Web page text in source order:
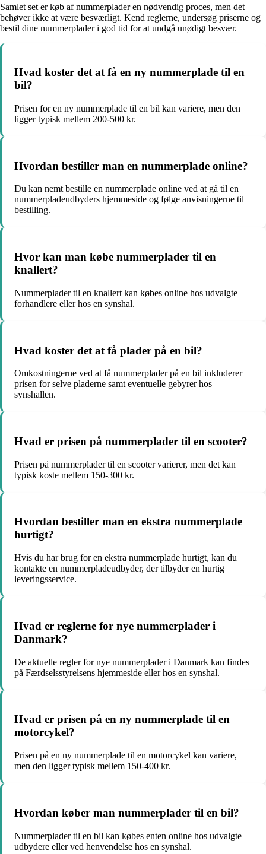
Samlet set er køb af nummerplader en nødvendig proces, men det
behøver ikke at være besværligt. Kend reglerne, undersøg priserne og
bestil dine nummerplader i god tid for at undgå unødigt besvær.
Hvad koster det at få en ny nummerplade til en
bil?
Prisen for en ny nummerplade til en bil kan variere, men den
ligger typisk mellem 200-500 kr.
Hvordan bestiller man en nummerplade online?
Du kan nemt bestille en nummerplade online ved at gå til en
nummerpladeudbyders hjemmeside og følge anvisningerne til
bestilling.
Hvor kan man købe nummerplader til en
knallert?
Nummerplader til en knallert kan købes online hos udvalgte
forhandlere eller hos en synshal.
Hvad koster det at få plader på en bil?
Omkostningerne ved at få nummerplader på en bil inkluderer
prisen for selve pladerne samt eventuelle gebyrer hos
synshallen.
Hvad er prisen på nummerplader til en scooter?
Prisen på nummerplader til en scooter varierer, men det kan
typisk koste mellem 150-300 kr.
Hvordan bestiller man en ekstra nummerplade
hurtigt?
Hvis du har brug for en ekstra nummerplade hurtigt, kan du
kontakte en nummerpladeudbyder, der tilbyder en hurtig
leveringsservice.
Hvad er reglerne for nye nummerplader i
Danmark?
De aktuelle regler for nye nummerplader i Danmark kan findes
på Færdselsstyrelsens hjemmeside eller hos en synshal.
Hvad er prisen på en ny nummerplade til en
motorcykel?
Prisen på en ny nummerplade til en motorcykel kan variere,
men den ligger typisk mellem 150-400 kr.
Hvordan køber man nummerplader til en bil?
Nummerplader til en bil kan købes enten online hos udvalgte
udbydere eller ved henvendelse hos en synshal.